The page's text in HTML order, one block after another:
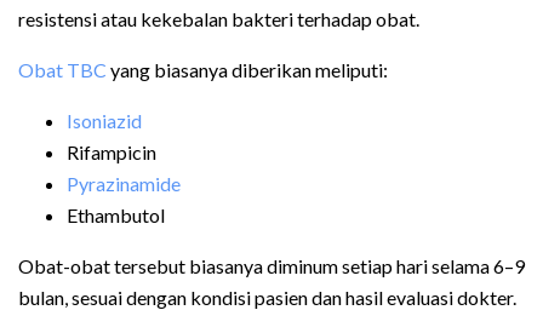
resistensi atau kekebalan bakteri terhadap obat.
Obat TBC yang biasanya diberikan meliputi:
Isoniazid
Rifampicin
Pyrazinamide
Ethambutol
Obat-obat tersebut biasanya diminum setiap hari selama 6–9
bulan, sesuai dengan kondisi pasien dan hasil evaluasi dokter.